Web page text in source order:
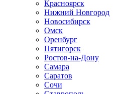
Красноярск
Нижний Новгород
Новосибирск
Омск
Оренбург
Пятигорск
Ростов-на-Дону
Самара
Саратов
Сочи